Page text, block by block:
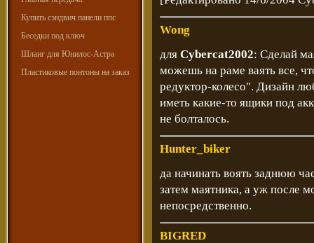
Купить сэндвич панели ппс
Беседки под ключ
Шланг для Юнилос-Астра
Пластиковые понтоны на заказ
Wong
для Cybercat2002: Сделай
можешь на раме ваять все,
редуктор-колесо". Дизайн
иметь какие-то ящики под
не болталось.
Hunter_biker
да начинать воять заднюю
затем маятника, а уж после
непосредственно.
BIGRED